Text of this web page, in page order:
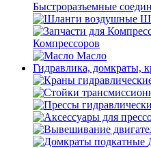
Быстроразъемные
Компрессоров
Масло
Гидравлика, домкраты,